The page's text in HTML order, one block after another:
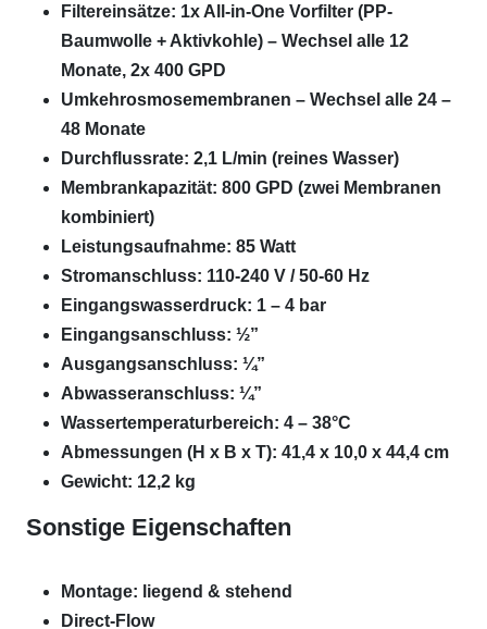
Filtereinsätze: 1x All-in-One Vorfilter (PP-
Baumwolle + Aktivkohle) – Wechsel alle 12
Monate, 2x 400 GPD
Umkehrosmosemembranen – Wechsel alle 24 –
48 Monate
Durchflussrate: 2,1 L/min (reines Wasser)
Membrankapazität: 800 GPD (zwei Membranen
kombiniert)
Leistungsaufnahme: 85 Watt
Stromanschluss: 110-240 V / 50-60 Hz
Eingangswasserdruck: 1 – 4 bar
Eingangsanschluss: ½”
Ausgangsanschluss: ¼”
Abwasseranschluss: ¼”
Wassertemperaturbereich: 4 – 38°C
Abmessungen (H x B x T): 41,4 x 10,0 x 44,4 cm
Gewicht: 12,2 kg
Sonstige Eigenschaften
Montage: liegend & stehend
Direct-Flow